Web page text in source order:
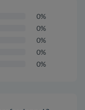
0%
0%
0%
0%
0%